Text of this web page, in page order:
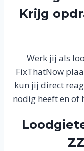
Krijg
Werk jij als
FixThatNow
kun jij direct
nodig heeft en of